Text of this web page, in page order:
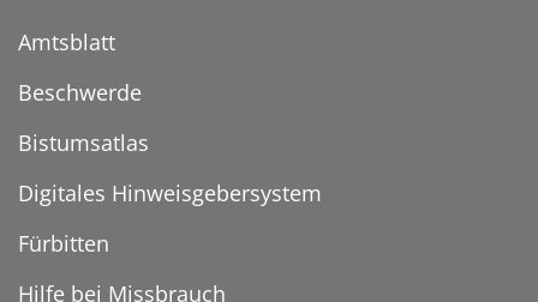
Amtsblatt
Beschwerde
Bistumsatlas
Digitales Hinweisgebersystem
Fürbitten
Hilfe bei Missbrauch